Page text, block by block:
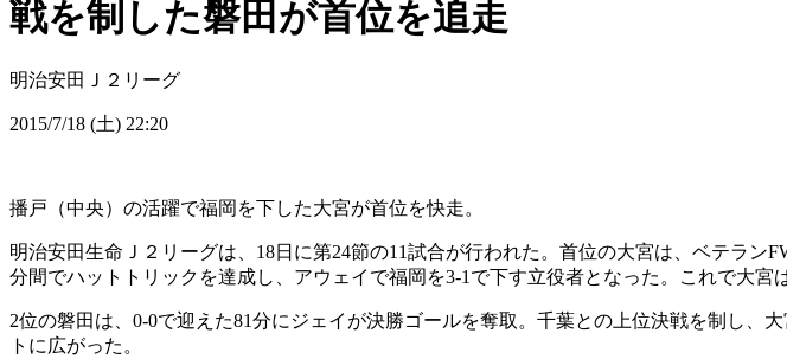
戦を制した磐田が首位を追走
明治安田Ｊ２リーグ
2015/7/18 (土) 22:20
播戸（中央）の活躍で福岡を下した大宮が首位を快走。
明治安田生命Ｊ２リーグは、18日に第24節の11試合が行われた。首位の大宮は、ベテラ
分間でハットトリックを達成し、アウェイで福岡を3-1で下す立役者となった。これで大宮
2位の磐田は、0-0で迎えた81分にジェイが決勝ゴールを奪取。千葉との上位決戦を制し
トに広がった。